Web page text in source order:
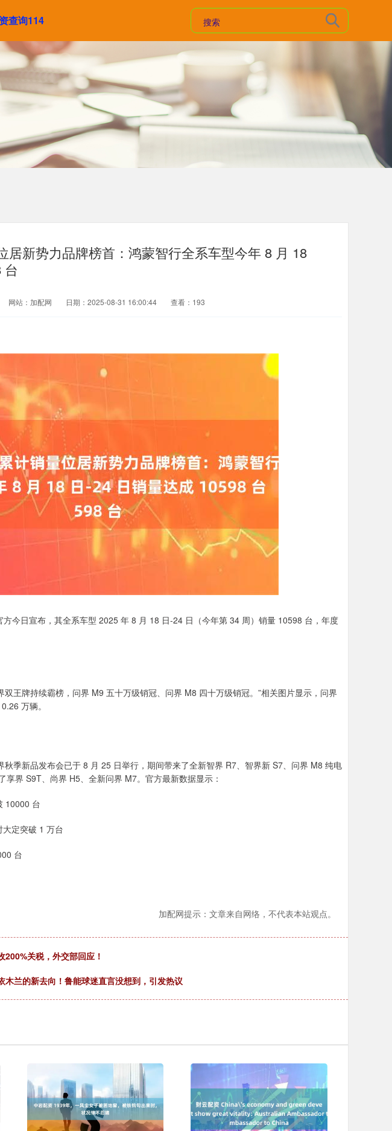
查询114
居新势力品牌榜首：鸿蒙智行全系车型今年 8 月 18
台
网站：加配网 日期：2025-08-31 16:00:44 查看：193
日宣布，其全系车型 2025 年 8 月 18 日-24 日（今年第 34 周）销量 10598 台，年度
王牌持续霸榜，问界 M9 五十万级销冠、问界 M8 四十万级销冠。”相关图片显示，问界
万辆。
季新品发布会已于 8 月 25 日举行，期间带来了全新智界 R7、智界新 S7、问界 M8 纯电
界 S9T、尚界 H5、全新问界 M7。官方最新数据显示：
10000 台
定突破 1 万台
台
加配网提示：文章来自网络，不代表本站观点。
关税，外交部回应！
木兰的新去向！鲁能球迷直言没想到，引发热议